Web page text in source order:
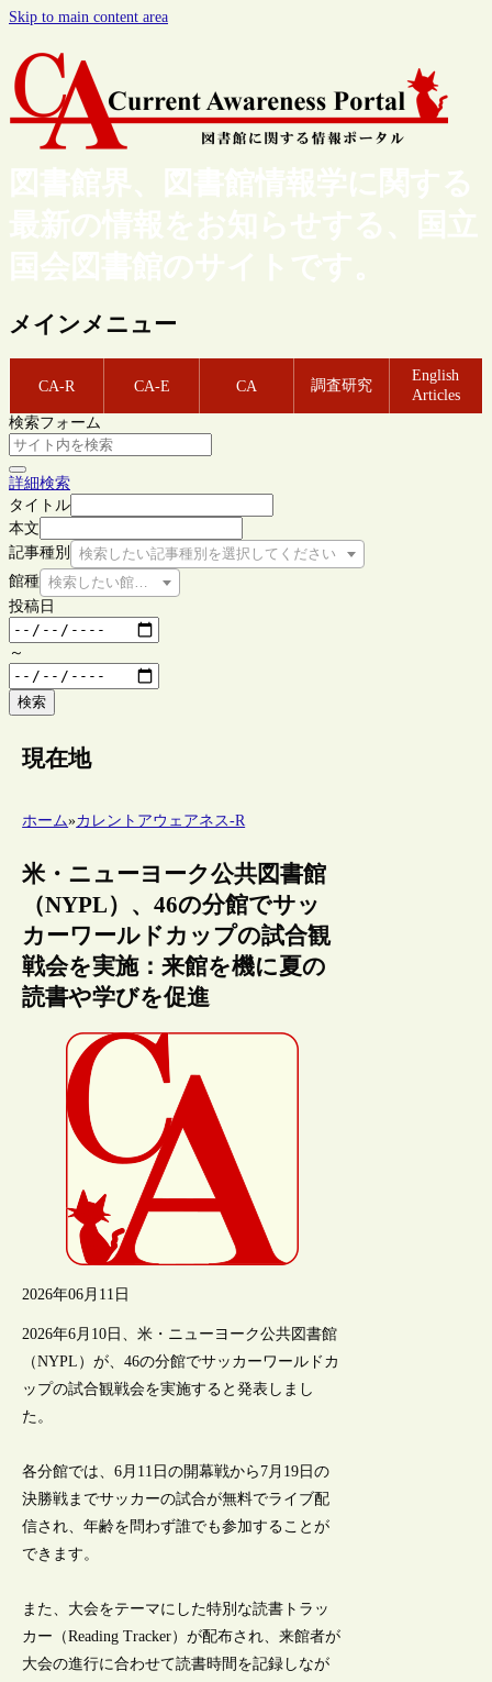
Skip to main content area
図書館界、図書館情報学に関する
最新の情報をお知らせする、国立
国会図書館のサイトです。
メインメニュー
CA-R CA-E CA 調査研究
English
Articles
検索フォーム
詳細検索
タイトル
本文
記事種別
検索したい記事種別を選択してください
館種 検索したい館種を選択してください
投稿日
～
検索
現在地
ホーム»カレントアウェアネス-R
米・ニューヨーク公共図書館
（NYPL）、46の分館でサッ
カーワールドカップの試合観
戦会を実施：来館を機に夏の
読書や学びを促進
2026年06月11日
2026年6月10日、米・ニューヨーク公共図書館
（NYPL）が、46の分館でサッカーワールドカ
ップの試合観戦会を実施すると発表しまし
た。
各分館では、6月11日の開幕戦から7月19日の
決勝戦までサッカーの試合が無料でライブ配
信され、年齢を問わず誰でも参加することが
できます。
また、大会をテーマにした特別な読書トラッ
カー（Reading Tracker）が配布され、来館者が
大会の進行に合わせて読書時間を記録しなが